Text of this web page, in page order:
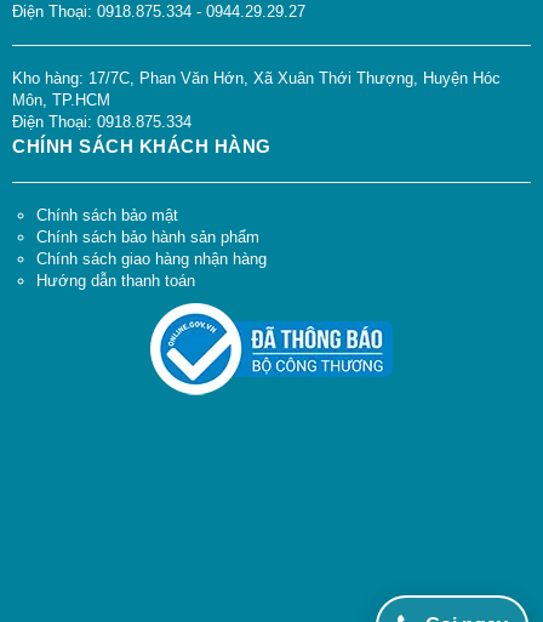
Điện Thoại: 0918.875.334 - 0944.29.29.27
Kho hàng: 17/7C, Phan Văn Hớn, Xã Xuân Thới Thượng, Huyện Hóc
Môn, TP.HCM
Điện Thoại: 0918.875.334
CHÍNH SÁCH KHÁCH HÀNG
Chính sách bảo mật
Chính sách bảo hành sản phẩm
Chính sách giao hàng nhận hàng
Hướng dẫn thanh toán